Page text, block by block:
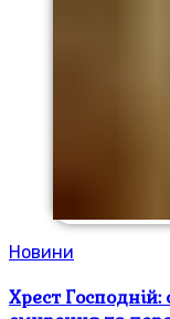
Новини
Хрест